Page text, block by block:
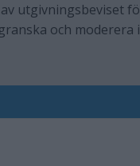
utgivningsbeviset
och moderera